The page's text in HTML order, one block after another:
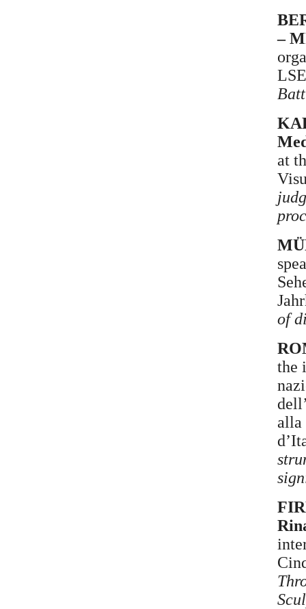
–
at
of
the
alla